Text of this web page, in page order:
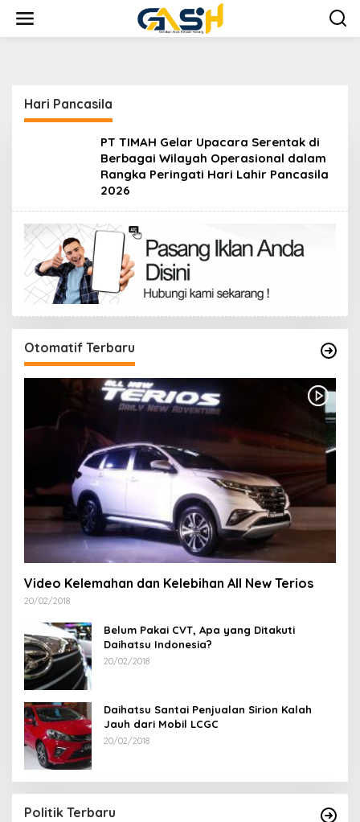
konten
Hari Pancasila
PT TIMAH Gelar Upacara Serentak di
Berbagai Wilayah Operasional dalam
Rangka Peringati Hari Lahir Pancasila
2026
Otomatif Terbaru
Video Kelemahan dan Kelebihan All New Terios
20/02/2018
Belum Pakai CVT, Apa yang Ditakuti
Daihatsu Indonesia?
20/02/2018
Daihatsu Santai Penjualan Sirion Kalah
Jauh dari Mobil LCGC
20/02/2018
Politik Terbaru